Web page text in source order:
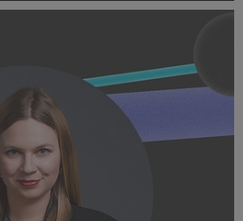
uwagi na problemy pac...